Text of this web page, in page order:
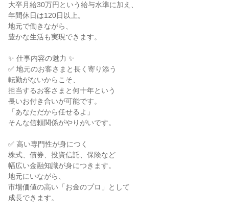
大卒月給30万円という給与水準に加え、
年間休日は120日以上。
地元で働きながら、
豊かな生活も実現できます。
✨ 仕事内容の魅力 ✨
✅ 地元のお客さまと長く寄り添う
転勤がないからこそ、
担当するお客さまと何十年という
長いお付き合いが可能です。
「あなただから任せるよ」
そんな信頼関係がやりがいです。
✅ 高い専門性が身につく
株式、債券、投資信託、保険など
幅広い金融知識が身につきます。
地元にいながら、
市場価値の高い「お金のプロ」として
成長できます。